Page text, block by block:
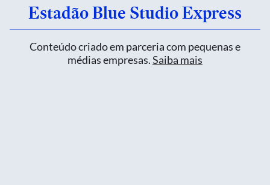
Estadão Blue Studio Express
Conteúdo criado em parceria com pequenas e
médias empresas.Saiba mais